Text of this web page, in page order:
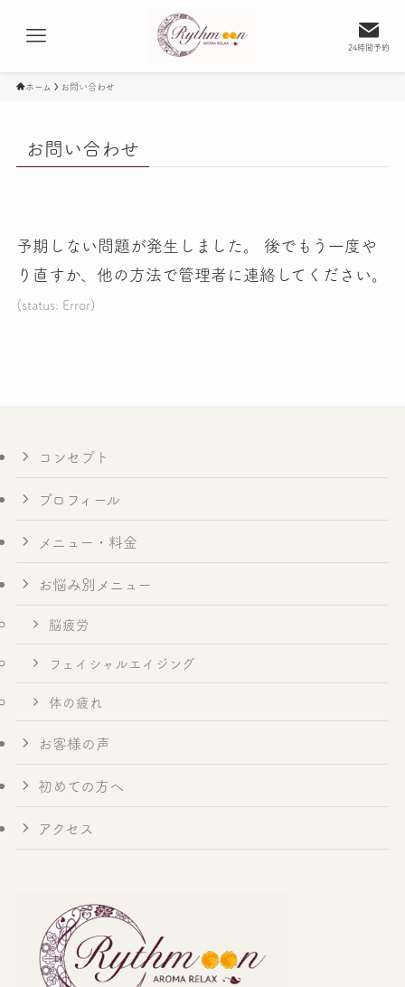
24時間予約
ホーム お問い合わせ
お問い合わせ
予期しない問題が発生しました。 後でもう一度や
り直すか、他の方法で管理者に連絡してください。
(status: Error)
コンセプト
プロフィール
メニュー・料金
お悩み別メニュー
脳疲労
フェイシャルエイジング
体の疲れ
お客様の声
初めての方へ
アクセス